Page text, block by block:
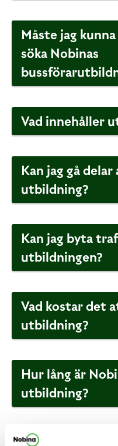
Måste jag
söka Nobinas
Vad innehåller
Kan jag gå delar
utbildning?
Kan jag byta
utbildningen?
Vad kostar det
utbildning?
Hur lång är
utbildning?
Får jag lön